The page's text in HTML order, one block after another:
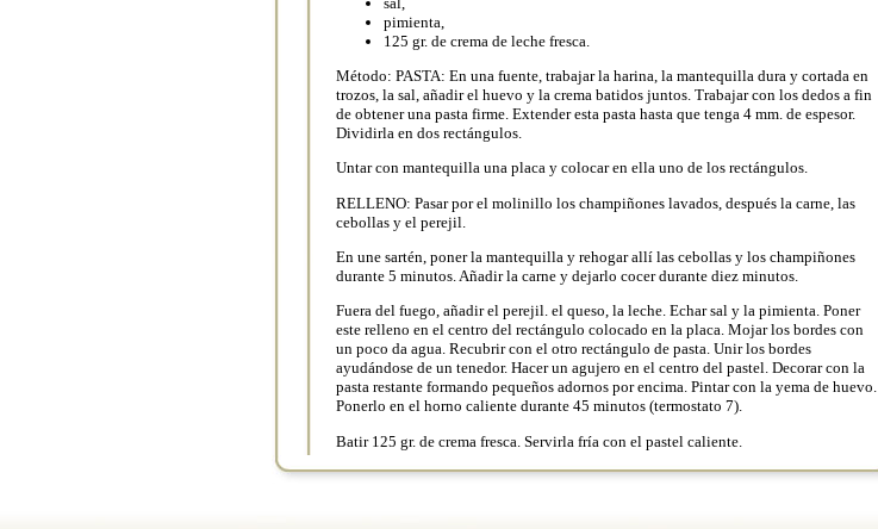
pimienta,
125 gr. de crema de leche fresca.
Método: PASTA: En una fuente, trabajar la harina, la mantequilla dura y cortada en
trozos, la sal, añadir el huevo y la crema batidos juntos. Trabajar con los dedos a fin
de obtener una pasta firme. Extender esta pasta hasta que tenga 4 mm. de espesor.
Dividirla en dos rectángulos.
Untar con mantequilla una placa y colocar en ella uno de los rectángulos.
RELLENO: Pasar por el molinillo los champiñones lavados, después la carne, las
cebollas y el perejil.
En une sartén, poner la mantequilla y rehogar allí las cebollas y los champiñones
durante 5 minutos. Añadir la carne y dejarlo cocer durante diez minutos.
Fuera del fuego, añadir el perejil. el queso, la leche. Echar sal y la pimienta. Poner
este relleno en el centro del rectángulo colocado en la placa. Mojar los bordes con
un poco da agua. Recubrir con el otro rectángulo de pasta. Unir los bordes
ayudándose de un tenedor. Hacer un agujero en el centro del pastel. Decorar con la
pasta restante formando pequeños adornos por encima. Pintar con la yema de huevo.
Ponerlo en el horno caliente durante 45 minutos (termostato 7).
Batir 125 gr. de crema fresca. Servirla fría con el pastel caliente.